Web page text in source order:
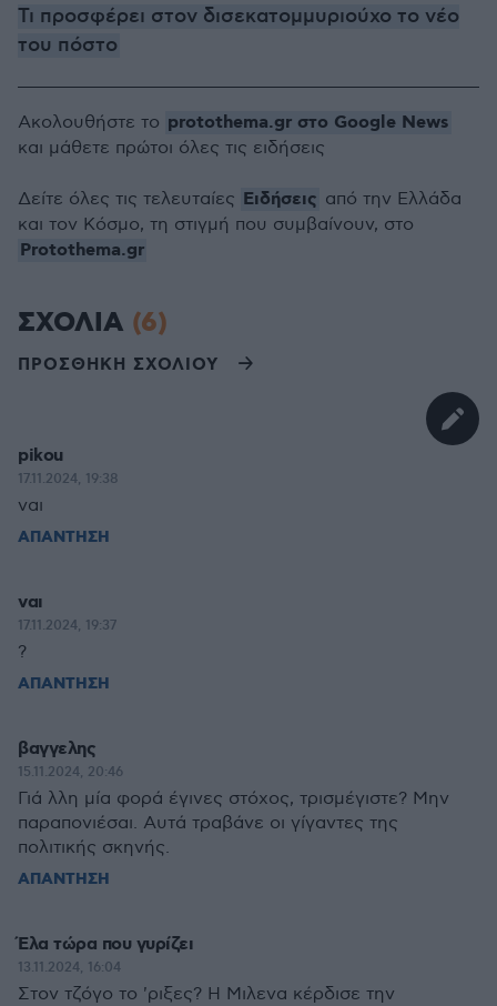
Τι προσφέρει στον δισεκατομμυριούχο το νέο
του πόστο
Ακολουθήστε το protothema.gr στο Google News
και μάθετε πρώτοι όλες τις ειδήσεις
Δείτε όλες τις τελευταίες Ειδήσεις από την Ελλάδα
και τον Κόσμο, τη στιγμή που συμβαίνουν, στο
Protothema.gr
ΣΧΟΛΙΑ (6)
ΠΡΟΣΘΗΚΗ ΣΧΟΛΙΟΥ
pikou
17.11.2024, 19:38
ναι
ΑΠΑΝΤΗΣΗ
ναι
17.11.2024, 19:37
?
ΑΠΑΝΤΗΣΗ
βαγγελης
15.11.2024, 20:46
Γιά λλη μία φορά έγινες στόχος, τρισμέγιστε? Μην
παραπονιέσαι. Αυτά τραβάνε οι γίγαντες της
πολιτικής σκηνής.
ΑΠΑΝΤΗΣΗ
Έλα τώρα που γυρίζει
13.11.2024, 16:04
Στον τζόγο το 'ριξες? Η Μιλενα κέρδισε την